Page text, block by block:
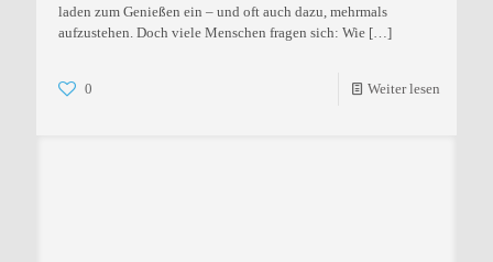
laden zum Genießen ein – und oft auch dazu, mehrmals
aufzustehen. Doch viele Menschen fragen sich: Wie […]
0 Weiter lesen